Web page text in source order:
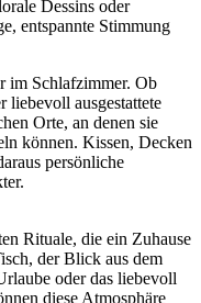
Dessins oder
entspannte Stimmung
im Schlafzimmer. Ob
liebevoll ausgestattete
Orte, an denen sie
können. Kissen, Decken
persönliche
Rituale, die ein Zuhause
der Blick aus dem
oder das liebevoll
diese Atmosphäre